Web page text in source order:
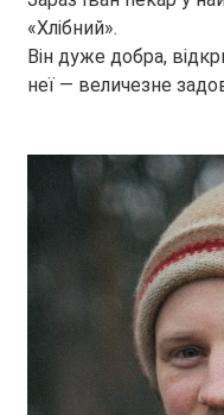
«Хлібний».
Він дуже добра,
неї — величезне